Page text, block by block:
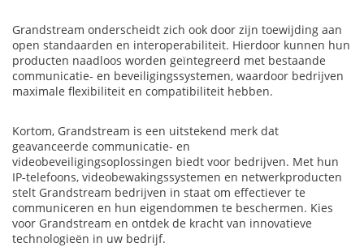
Grandstream onderscheidt zich ook door zijn toewijding aan
open standaarden en interoperabiliteit. Hierdoor kunnen hun
producten naadloos worden geïntegreerd met bestaande
communicatie- en beveiligingssystemen, waardoor bedrijven
maximale flexibiliteit en compatibiliteit hebben.
Kortom, Grandstream is een uitstekend merk dat
geavanceerde communicatie- en
videobeveiligingsoplossingen biedt voor bedrijven. Met hun
IP-telefoons, videobewakingssystemen en netwerkproducten
stelt Grandstream bedrijven in staat om effectiever te
communiceren en hun eigendommen te beschermen. Kies
voor Grandstream en ontdek de kracht van innovatieve
technologieën in uw bedrijf.